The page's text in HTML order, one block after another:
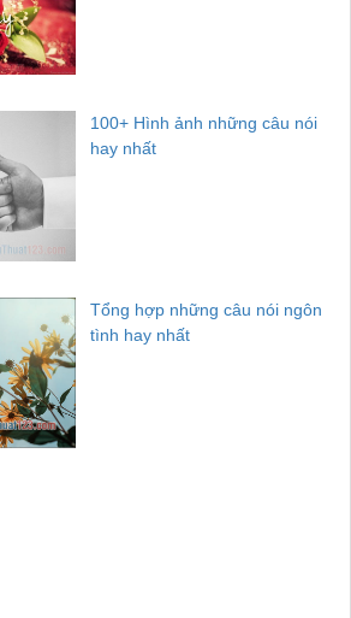
100+ Hình ảnh những câu nói
hay nhất
Tổng hợp những câu nói ngôn
tình hay nhất